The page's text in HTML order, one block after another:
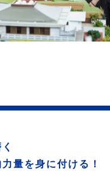
量を身に付ける！